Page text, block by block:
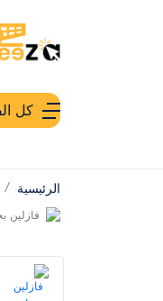
كل
الرئيسية